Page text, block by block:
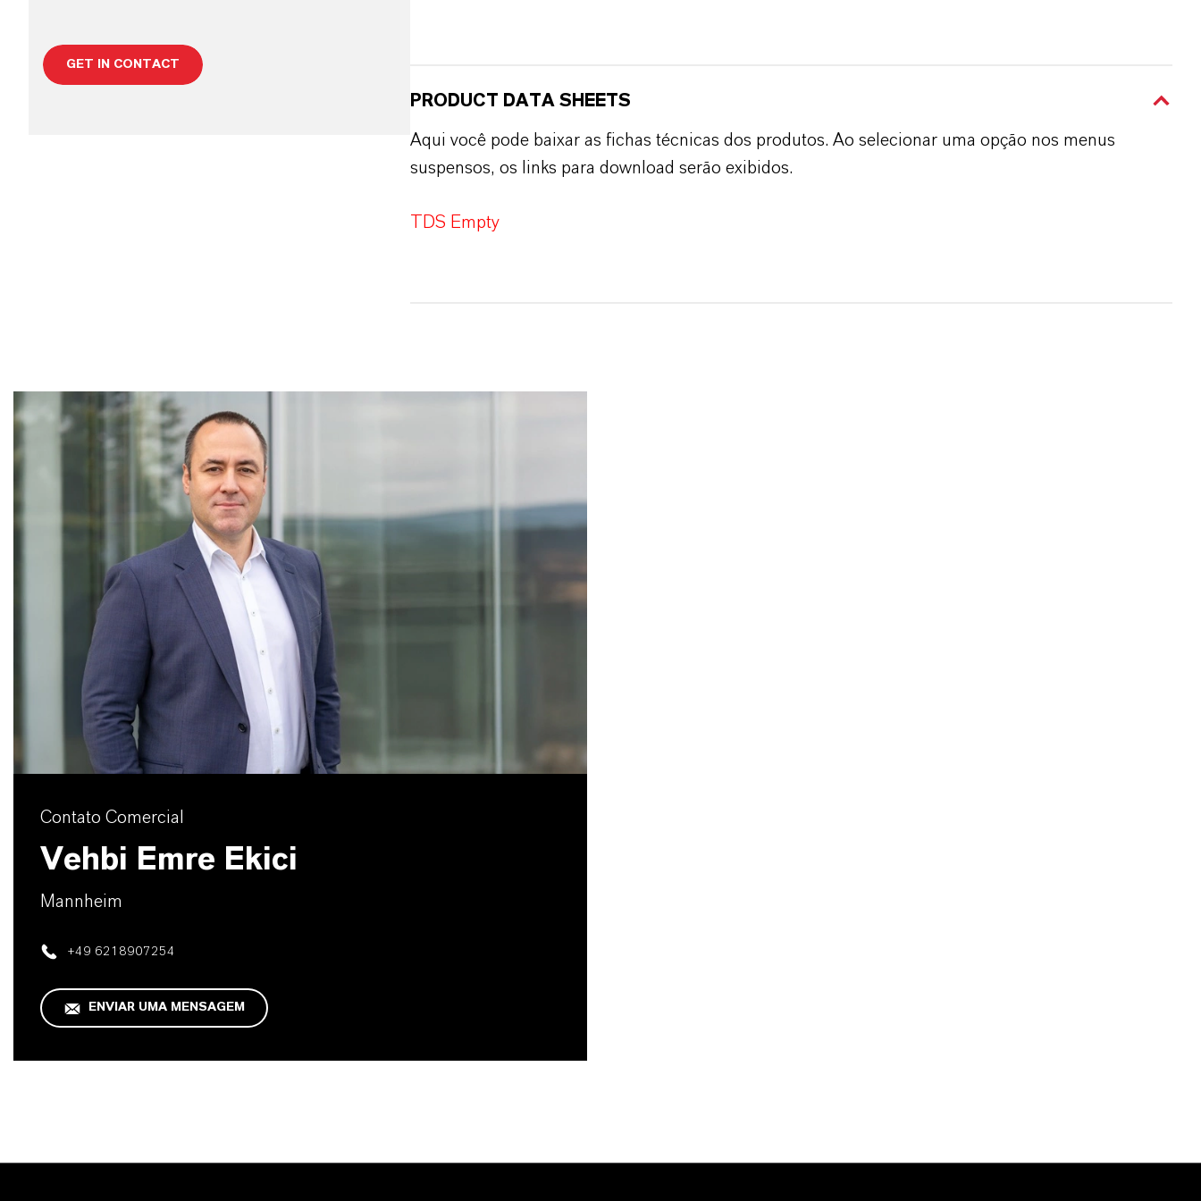
GET IN CONTACT
PRODUCT DATA SHEETS
Aqui você pode baixar as fichas técnicas dos produtos. Ao selecionar uma opção nos menus
suspensos, os links para download serão exibidos.
TDS Empty
Contato Comercial
Vehbi Emre Ekici
Mannheim
+49 6218907254
ENVIAR UMA MENSAGEM